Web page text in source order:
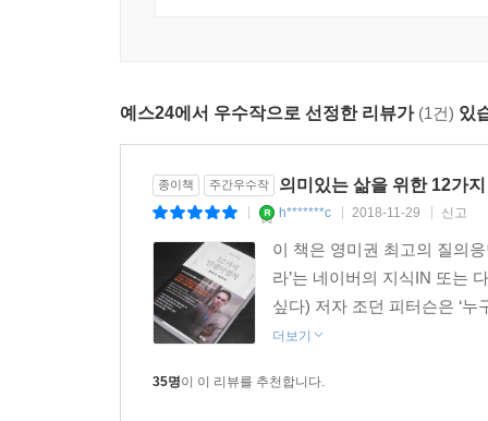
3. 험난한 인생의 바다를 현명하게 항해하는 법
조던 피터슨의 법칙들이 진실하게 다가오는 가장
이 책에 법칙 12 ‘길에서 고양이와 마주치면 쓰다
‘소아 류머티즘 관절염’에 걸린 것이다. 무려 서
넘게 살았다.
“현실이 이처럼 견디기 힘들게 흘러가는 이유
이런 가혹한 시련을 줄 수 있단 말인가!”
부모라면 공감하겠지만 자녀가 아픈 것을 지켜보
예스24에서 우수작으로 선정한 리뷰가 (1건) 있
종이책 주간우수작 의미있는 삶을 위한 12가
h*******c 2018-11-29 신고
이 책은 영미권 최고의 질의
라’는 네이버의 지식IN 또는
싶다) 저자 조던 피터슨은 ‘
더보기
35명이 이 리뷰를 추천합니다.